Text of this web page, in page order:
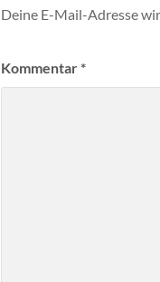
Deine E-Mail-Adresse
Kommentar*